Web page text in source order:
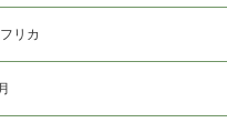
リカ